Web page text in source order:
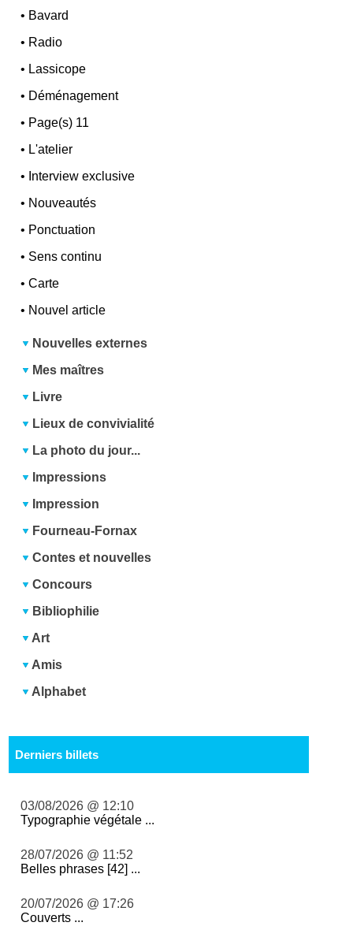
• Bavard
• Radio
• Lassicope
• Déménagement
• Page(s) 11
• L'atelier
• Interview exclusive
• Nouveautés
• Ponctuation
• Sens continu
•Carte
• Nouvel article
Nouvelles externes
Mes maîtres
Livre
Lieux de convivialité
La photo du jour...
Impressions
Impression
Fourneau-Fornax
Contes et nouvelles
Concours
Bibliophilie
Art
Amis
Alphabet
Derniers billets
03/08/2026 @ 12:10
Typographie végétale ...
28/07/2026 @ 11:52
Belles phrases [42] ...
20/07/2026 @ 17:26
Couverts ...